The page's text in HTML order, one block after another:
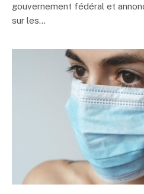
gouvernement fédéral et
sur les…